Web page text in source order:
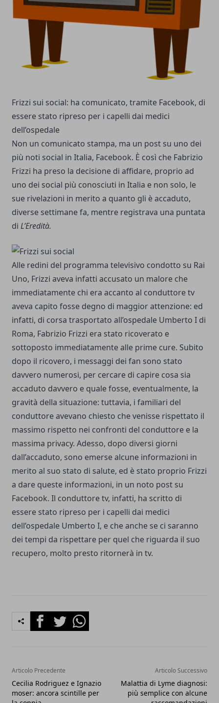
Frizzi sui social: ha comunicato, tramite Facebook, di
essere stato ripreso per i capelli dai medici
dell’ospedale
Non un comunicato stampa, ma un post su uno dei
più noti social in Italia, Facebook. È così che Fabrizio
Frizzi ha preso la decisione di affidare, proprio ad
uno dei social più conosciuti in Italia e non solo, le
sue rivelazioni in merito a quanto gli è accaduto,
diverse settimane fa, mentre registrava una puntata
di L’Eredità.
Alle redini del programma televisivo condotto su Rai
Uno, Frizzi aveva infatti accusato un malore che
immediatamente chi era accanto al conduttore tv
aveva capito fosse degno di maggior attenzione: ed
infatti, di corsa trasportato all’ospedale Umberto I di
Roma, Fabrizio Frizzi era stato ricoverato e
sottoposto immediatamente alle prime cure. Subito
dopo il ricovero, i messaggi dei fan sono stato
davvero numerosi, per cercare di capire cosa sia
accaduto davvero e quale fosse, eventualmente, la
gravità della situazione: tuttavia, i familiari del
conduttore avevano chiesto che venisse rispettato il
massimo rispetto nei confronti del conduttore e la
massima privacy. Adesso, dopo diversi giorni
dall’accaduto, sono emerse alcune informazioni in
merito al suo stato di salute, ed è stato proprio Frizzi
a dare queste informazioni, in un noto post su
Facebook. Il conduttore tv, infatti, ha scritto di
essere stato ripreso per i capelli dai medici
dell’ospedale Umberto I, e che anche se ci saranno
dei tempi da rispettare per quel che riguarda il suo
recupero, molto presto ritornerà in tv.
FacebookTwitterWhatsapp
Articolo Precedente
Cecilia Rodriguez e Ignazio
moser: ancora scintille per
Articolo Successivo
Malattia di Lyme diagnosi:
più semplice con alcune